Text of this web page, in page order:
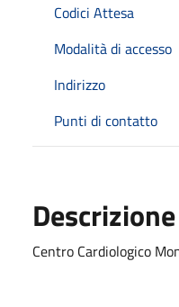
Codici Attesa
Modalità di accesso
Indirizzo
Punti di contatto
Descrizione
Centro Cardiologico